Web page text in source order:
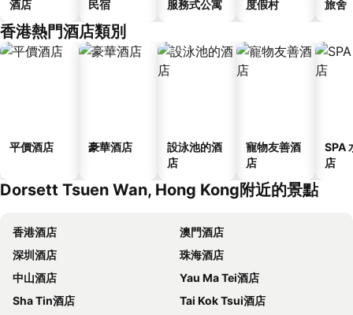
酒店 民宿 服務式公寓 度假村 旅舍
香港熱門酒店類別
平價酒店 豪華酒店
設泳池的酒
店
寵物友善酒
店
SPA
店
Dorsett Tsuen Wan, Hong Kong附近的景點
香港酒店
澳門酒店
深圳酒店
珠海酒店
中山酒店
Yau Ma Tei酒店
Sha Tin酒店
Tai Kok Tsui酒店